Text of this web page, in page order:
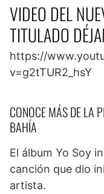
VIDEO DEL
TITULADO
https://
v=g2tTUR2_hsY
CONOCE MÁS DE LA
BAHÍA
El álbum Yo Soy
canción que dio
artista.